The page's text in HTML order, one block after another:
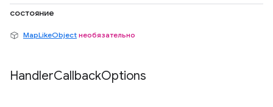
состояние
MapLikeObject необязательно
HandlerCallbackOptions